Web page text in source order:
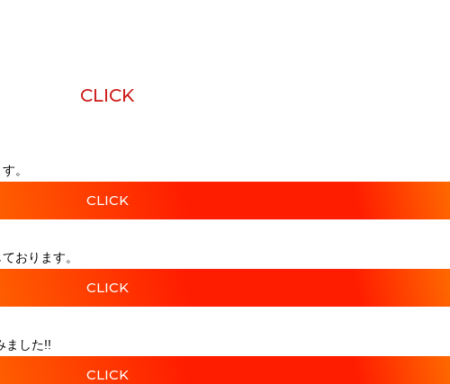
CLICK
。
CLICK
おります。
CLICK
ました!!
CLICK